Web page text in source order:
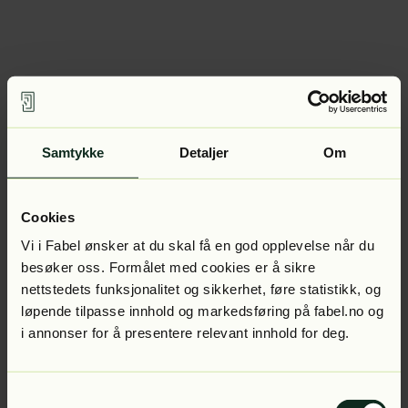
Samtykke Detaljer Om
Cookies
Vi i Fabel ønsker at du skal få en god opplevelse når du
besøker oss. Formålet med cookies er å sikre
nettstedets funksjonalitet og sikkerhet, føre statistikk, og
løpende tilpasse innhold og markedsføring på fabel.no og
i annonser for å presentere relevant innhold for deg.